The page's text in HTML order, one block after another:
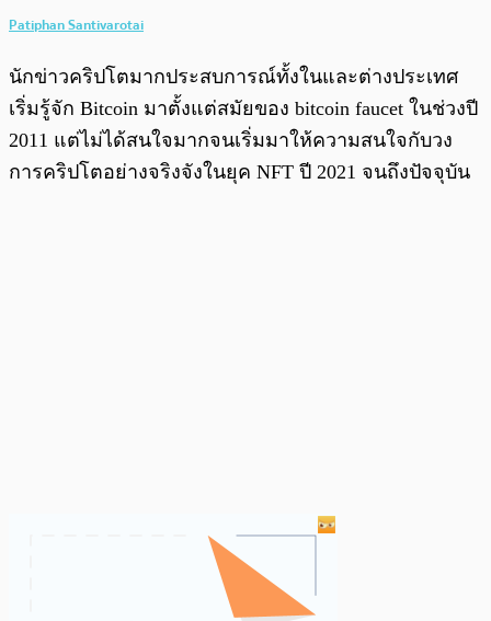
Patiphan Santivarotai
นักข่าวคริปโตมากประสบการณ์ทั้งในและต่างประเทศ
เริ่มรู้จัก Bitcoin มาตั้งแต่สมัยของ bitcoin faucet ในช่วงปี
2011 แต่ไม่ได้สนใจมากจนเริ่มมาให้ความสนใจกับวง
การคริปโตอย่างจริงจังในยุค NFT ปี 2021 จนถึงปัจจุบัน